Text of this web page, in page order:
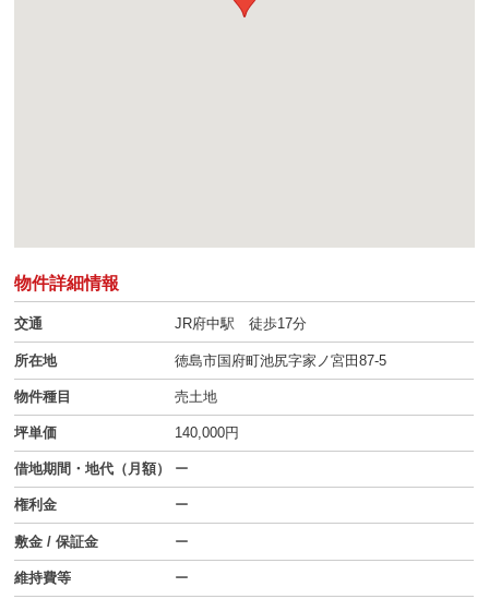
物件詳細情報
交通 JR府中駅 徒歩17分
所在地 徳島市国府町池尻字家ノ宮田87-5
物件種目 売土地
坪単価 140,000円
借地期間・地代（月額） ー
権利金 ー
敷金 / 保証金 ー
維持費等 ー